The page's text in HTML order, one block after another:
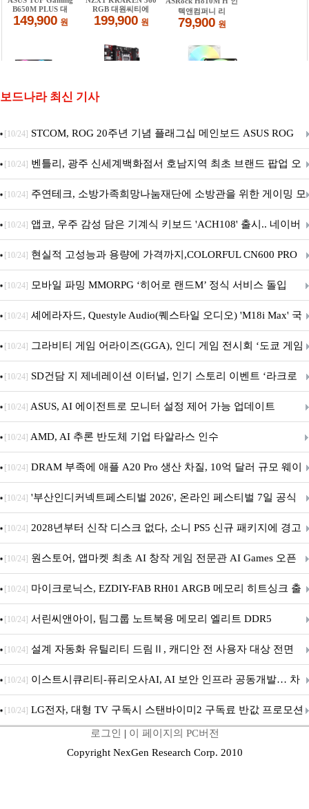
보드나라 최신 기사
[10/24] STCOM, ROG 20주년 기념 플래그십 메인보드 ASUS ROG
Crosshair X870E EDITION 20 국내 출시 예정
[10/24] 벤틀리, 광주 신세계백화점서 호남지역 최초 브랜드 팝업 오
픈
[10/24] 주연테크, 소방가족희망나눔재단에 소방관을 위한 게이밍 모
니터·스마트 펫 침대 기부
[10/24] 앱코, 우주 감성 담은 기계식 키보드 'ACH108' 출시.. 네이버
브랜드데이 기획전 진행
[10/24] 현실적 고성능과 용량에 가격까지,COLORFUL CN600 PRO
M.2 NVMe 디앤디컴 1TB
[10/24] 모바일 파밍 MMORPG ‘히어로 랜드M’ 정식 서비스 돌입
[10/24] 셰에라자드, Questyle Audio(퀘스타일 오디오) 'M18i Max' 국
내 정식 출시
[10/24] 그라비티 게임 어라이즈(GGA), 인디 게임 전시회 ‘도쿄 게임
던전 13’ 참가!
[10/24] SD건담 지 제네레이션 이터널, 인기 스토리 이벤트 ‘라크로
아의 용사’ 재개최 및 풍성한 기념 이벤트 실시!
[10/24] ASUS, AI 에이전트로 모니터 설정 제어 가능 업데이트
[10/24] AMD, AI 추론 반도체 기업 타알라스 인수
[10/24] DRAM 부족에 애플 A20 Pro 생산 차질, 10억 달러 규모 웨이
퍼 대기
[10/24] '부산인디커넥트페스티벌 2026', 온라인 페스티벌 7일 공식
개막... 22일간 진행
[10/24] 2028년부터 신작 디스크 없다, 소니 PS5 신규 패키지에 경고
문 추가
[10/24] 원스토어, 앱마켓 최초 AI 창작 게임 전문관 AI Games 오픈
[10/24] 마이크로닉스, EZDIY-FAB RH01 ARGB 메모리 히트싱크 출
시
[10/24] 서린씨앤아이, 팀그룹 노트북용 메모리 엘리트 DDR5
5600MHz 16GB 출시
[10/24] 설계 자동화 유틸리티 드림Ⅱ, 캐디안 전 사용자 대상 전면
무상 배포
[10/24] 이스트시큐리티-퓨리오사AI, AI 보안 인프라 공동개발… 차
세대 AI 보안 플랫폼 구축
[10/24] LG전자, 대형 TV 구독시 스탠바이미2 구독료 반값 프로모션
로그인 | 이 페이지의 PC버전
Copyright NexGen Research Corp. 2010